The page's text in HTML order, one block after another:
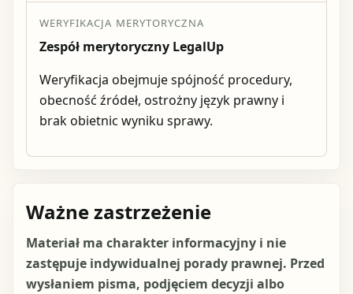
WERYFIKACJA MERYTORYCZNA
Zespół merytoryczny LegalUp
Weryfikacja obejmuje spójność procedury,
obecność źródeł, ostrożny język prawny i
brak obietnic wyniku sprawy.
Ważne zastrzeżenie
Materiał ma charakter informacyjny i nie
zastępuje indywidualnej porady prawnej. Przed
wysłaniem pisma, podjęciem decyzji albo